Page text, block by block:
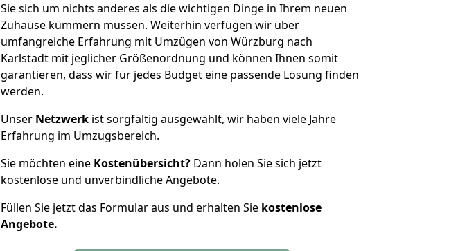
Sie sich um nichts anderes als die wichtigen Dinge in Ihrem neuen
Zuhause kümmern müssen. Weiterhin verfügen wir über
umfangreiche Erfahrung mit Umzügen von Würzburg nach
Karlstadt mit jeglicher Größenordnung und können Ihnen somit
garantieren, dass wir für jedes Budget eine passende Lösung finden
werden.
Unser Netzwerk ist sorgfältig ausgewählt, wir haben viele Jahre
Erfahrung im Umzugsbereich.
Sie möchten eine Kostenübersicht? Dann holen Sie sich jetzt
kostenlose und unverbindliche Angebote.
Füllen Sie jetzt das Formular aus und erhalten Sie kostenlose
Angebote.